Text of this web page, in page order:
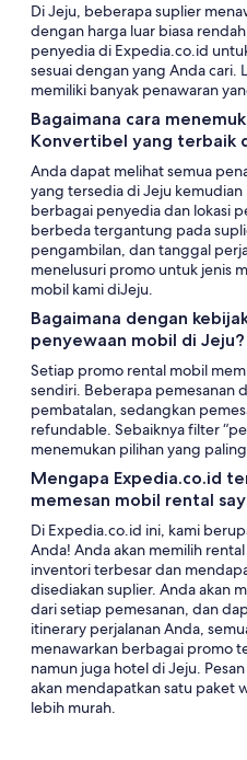
Di Jeju, beberapa suplier
dengan harga luar biasa
penyedia di Expedia.co.id
sesuai dengan yang Anda cari.
memiliki banyak penawaran
Bagaimana cara
Konvertibel yang terbaik
Anda dapat melihat semua
yang tersedia di Jeju
berbagai penyedia dan lokasi
berbeda tergantung pada
pengambilan, dan tanggal
menelusuri promo untuk jenis
mobil kami diJeju.
Bagaimana dengan
penyewaan mobil di Jeju?
Setiap promo rental mobil
sendiri. Beberapa pemesanan
pembatalan, sedangkan
refundable. Sebaiknya filter
menemukan pilihan yang
Mengapa Expedia.co.id
memesan mobil rental
Di Expedia.co.id ini, kami
Anda! Anda akan memilih
inventori terbesar dan
disediakan suplier. Anda akan
dari setiap pemesanan, dan
itinerary perjalanan Anda,
menawarkan berbagai promo
namun juga hotel di Jeju.
akan mendapatkan satu paket
lebih murah.